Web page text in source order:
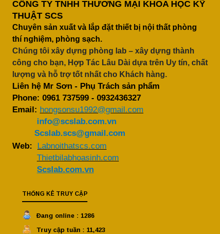
CÔNG TY TNHH THƯƠNG MẠI KHOA HỌC KỸ
THUẬT SCS
Chuyên sản xuất và lắp đặt thiết bị nội thất phòng
thí nghiệm, phòng sạch.
Chúng tôi xây dựng phòng lab – xây dựng thành
công cho bạn, Hợp Tác Lâu Dài dựa trên Uy tín, chất
lượng và hỗ trợ tốt nhất cho Khách hàng.
Liên hệ Mr Sơn - Phụ Trách sản phẩm
Phone: 0961 737599 - 0932436327
Email: hongsonsu1992@gmail.com
info@scslab.com.vn
Scslab.scs@gmail.com
Web: Labnoithatscs.com
Thietbilabhoasinh.com
Scslab.com.vn
THỐNG KÊ TRUY CẬP
Đang online : 1286
Truy cập tuần : 11,423